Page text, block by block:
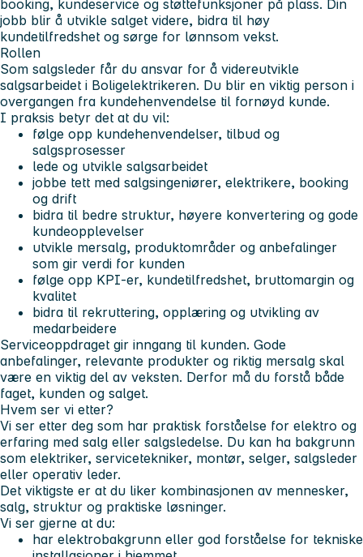
booking, kundeservice og støttefunksjoner på plass. Din
jobb blir å utvikle salget videre, bidra til høy
kundetilfredshet og sørge for lønnsom vekst.
Rollen
Som salgsleder får du ansvar for å videreutvikle
salgsarbeidet i Boligelektrikeren. Du blir en viktig person i
overgangen fra kundehenvendelse til fornøyd kunde.
I praksis betyr det at du vil:
følge opp kundehenvendelser, tilbud og
salgsprosesser
lede og utvikle salgsarbeidet
jobbe tett med salgsingeniører, elektrikere, booking
og drift
bidra til bedre struktur, høyere konvertering og gode
kundeopplevelser
utvikle mersalg, produktområder og anbefalinger
som gir verdi for kunden
følge opp KPI-er, kundetilfredshet, bruttomargin og
kvalitet
bidra til rekruttering, opplæring og utvikling av
medarbeidere
Serviceoppdraget gir inngang til kunden. Gode
anbefalinger, relevante produkter og riktig mersalg skal
være en viktig del av veksten. Derfor må du forstå både
faget, kunden og salget.
Hvem ser vi etter?
Vi ser etter deg som har praktisk forståelse for elektro og
erfaring med salg eller salgsledelse. Du kan ha bakgrunn
som elektriker, servicetekniker, montør, selger, salgsleder
eller operativ leder.
Det viktigste er at du liker kombinasjonen av mennesker,
salg, struktur og praktiske løsninger.
Vi ser gjerne at du:
har elektrobakgrunn eller god forståelse for tekniske